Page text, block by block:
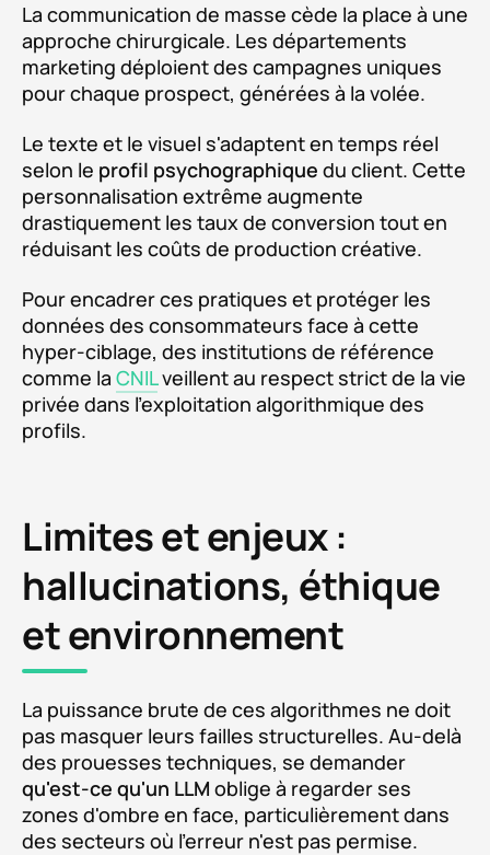
La communication de masse cède la place à une
approche chirurgicale. Les départements
marketing déploient des campagnes uniques
pour chaque prospect, générées à la volée.
Le texte et le visuel s'adaptent en temps réel
selon le profil psychographique du client. Cette
personnalisation extrême augmente
drastiquement les taux de conversion tout en
réduisant les coûts de production créative.
Pour encadrer ces pratiques et protéger les
données des consommateurs face à cette
hyper-ciblage, des institutions de référence
comme la CNILveillent au respect strict de la vie
privée dans l'exploitation algorithmique des
profils.
Limites et enjeux :
hallucinations, éthique
et environnement
La puissance brute de ces algorithmes ne doit
pas masquer leurs failles structurelles. Au-delà
des prouesses techniques, se demander
qu'est-ce qu'un LLM oblige à regarder ses
zones d'ombre en face, particulièrement dans
des secteurs où l'erreur n'est pas permise.